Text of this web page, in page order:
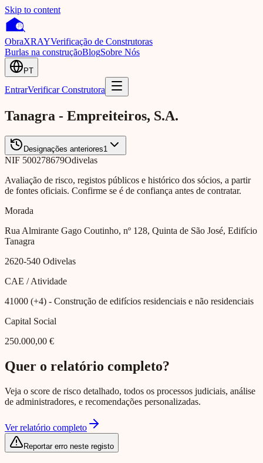
Skip to content
ObraXRAYVerificação de Construtoras
Burlas na construçãoBlogSobre Nós
PT
EntrarVerificar Construtora
Tanagra - Empreiteiros, S.A.
Designações anteriores1
NIF 500278679Odivelas
Avaliação de risco, registos públicos e histórico dos sócios, a partir
de fontes oficiais. Confirme se é de confiança antes de contratar.
Morada
Rua Almirante Gago Coutinho, nº 128, Quinta de São José, Edifício
Tanagra
2620-540 Odivelas
CAE / Atividade
41000 (+4) - Construção de edifícios residenciais e não residenciais
Capital Social
250.000,00 €
Quer o relatório completo?
Veja o score de risco detalhado, todos os processos judiciais, análise
de administradores, e recomendações personalizadas.
Ver relatório completo
Reportar erro neste registo